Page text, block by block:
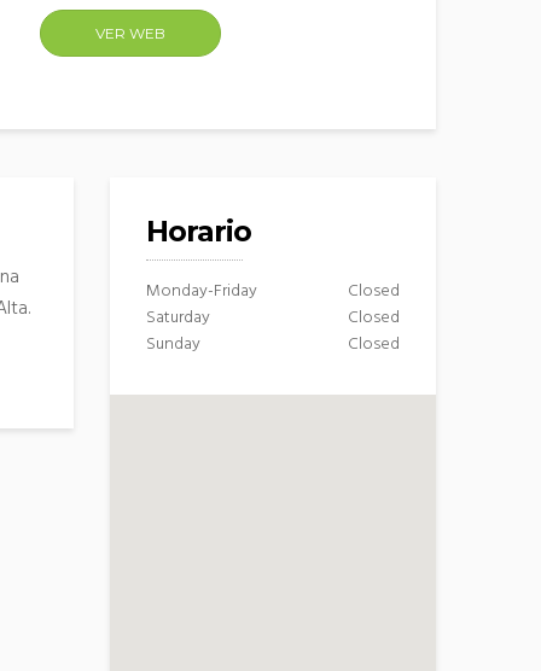
VER WEB
Horario
Monday-Friday
Closed
Saturday
Closed
Sunday
Closed